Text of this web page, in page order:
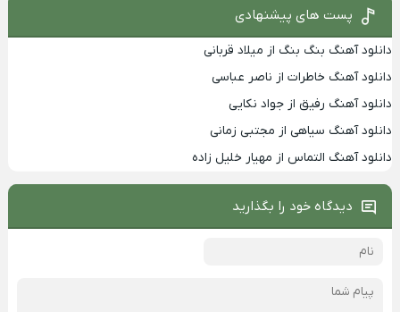
پست های پیشنهادی
دانلود آهنگ بنگ بنگ از میلاد قربانی
دانلود آهنگ خاطرات از ناصر عباسی
دانلود آهنگ رفیق از جواد نکایی
دانلود آهنگ سیاهی از مجتبی زمانی
دانلود آهنگ التماس از مهیار خلیل زاده
دیدگاه خود را بگذارید